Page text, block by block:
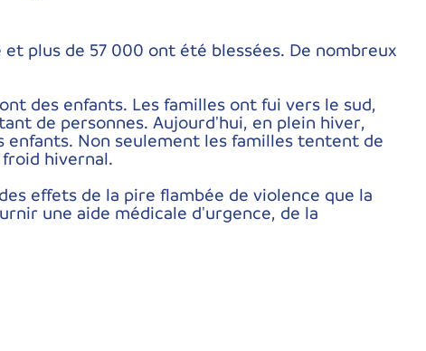
plus de 57 000 ont été blessées. De nombreux
des enfants. Les familles ont fui vers le sud,
de personnes. Aujourd'hui, en plein hiver,
Non seulement les familles tentent de
hivernal.
effets de la pire flambée de violence que la
une aide médicale d'urgence, de la